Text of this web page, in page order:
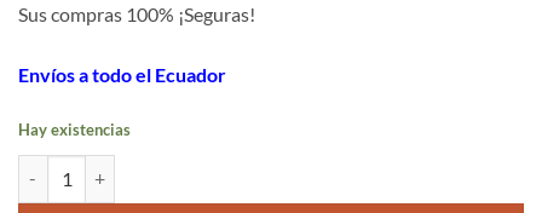
Sus compras 100% ¡Seguras!
Envíos a todo el Ecuador
Hay existencias